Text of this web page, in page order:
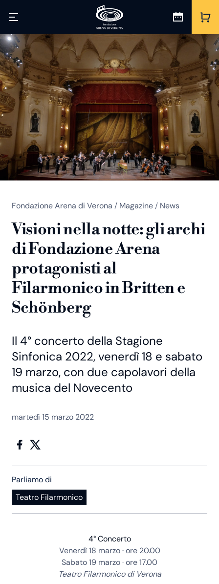
Fondazione Arena di Verona / Magazine / News
Visioni nella notte: gli archi
di Fondazione Arena
protagonisti al
Filarmonico in Britten e
Schönberg
Il 4° concerto della Stagione
Sinfonica 2022, venerdì 18 e sabato
19 marzo, con due capolavori della
musica del Novecento
martedì 15 marzo 2022
Parliamo di
Teatro Filarmonico
4° Concerto
Venerdì 18 marzo · ore 20.00
Sabato 19 marzo · ore 17.00
Teatro Filarmonico di Verona